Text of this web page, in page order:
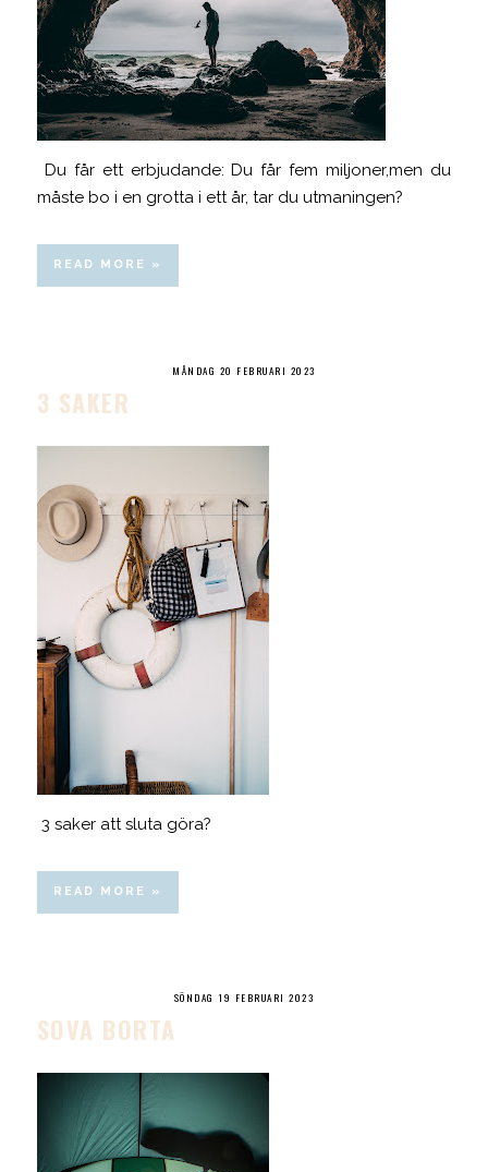
Du får ett erbjudande: Du får fem miljoner,men du
måste bo i en grotta i ett år, tar du utmaningen?
READ MORE »
MÅNDAG 20 FEBRUARI 2023
3 SAKER
3 saker att sluta göra?
READ MORE »
SÖNDAG 19 FEBRUARI 2023
SOVA BORTA